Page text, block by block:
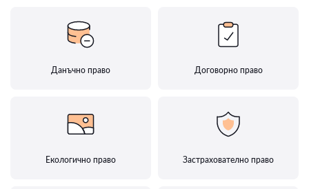
Данъчно право Договорно право
Екологично право Застрахователно право